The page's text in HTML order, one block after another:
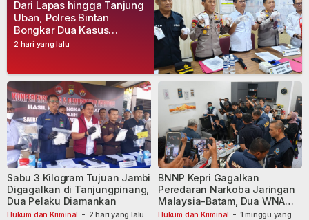
2 hari yang lalu
Dari Lapas hingga Tanjung
Uban, Polres Bintan
Bongkar Dua Kasus
Narkoba, Empat Tersangka
Hukum dan Kriminal - 2 hari yang lalu
Sabu 3 Kilogram Tujuan Jambi
Digagalkan di Tanjungpinang,
Dua Pelaku Diamankan
Hukum dan Kriminal - 1 minggu yang
BNNP Kepri Gagalkan
Peredaran Narkoba Jaringan
Malaysia-Batam, Dua WNA
Masih Diburu